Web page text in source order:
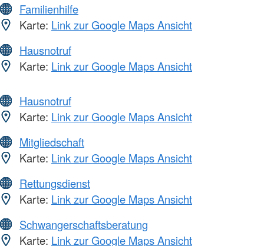
Familienhilfe
Karte: Link zur Google Maps Ansicht
Hausnotruf
Karte: Link zur Google Maps Ansicht
Hausnotruf
Karte: Link zur Google Maps Ansicht
Mitgliedschaft
Karte: Link zur Google Maps Ansicht
Rettungsdienst
Karte: Link zur Google Maps Ansicht
Schwangerschaftsberatung
Karte: Link zur Google Maps Ansicht